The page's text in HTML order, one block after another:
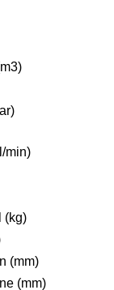
min)
(kg)
(mm)
(mm)